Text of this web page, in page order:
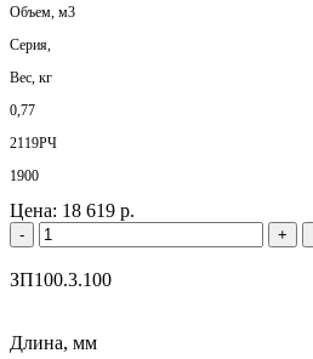
Объем, м3
Серия,
Вес, кг
0,77
2119РЧ
1900
Цена: 18 619 р.
- +
ЗП100.3.100
Длина, мм